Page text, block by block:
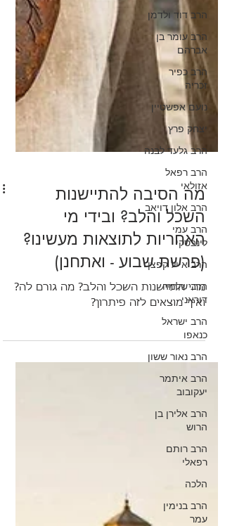
הרב דוד ולדמן
הרב עומר בן
אברהם
הרב כפיר
זכריה
נועם אפשטיין
יצחק פרץ
הרב גלעד לבנה
הרב רפאל
אזולאי
הרב אלון דויאב
הרב עמי
לינבסקי
הרב אייל קפצן
הרב שלמה
דוראני
הרב ישראל
כנאפו
הרב נאור ששון
הרב איתמר
יעקובוב
הרב אלירן בן
הרוש
הרב רותם
רפאלי
הלכה
הרב בנימין
עמר
מה הסיבה להתיישנות
השכל והלב? ובידי מי
האחריות לתוצאות מעשינו?
(פרשת שבוע - ואתחנן)
מהי התיישנות השכל והלב? מה גורם לה?
ואיך מוצאים לזה פיתרון?